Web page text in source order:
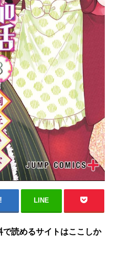
LINE
読めるサイトはここしか